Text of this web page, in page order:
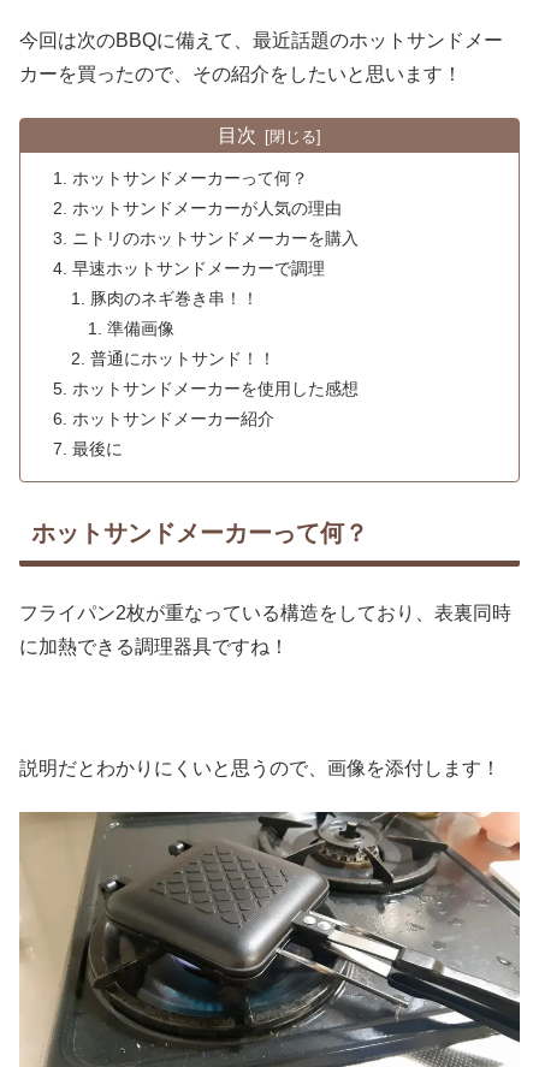
今回は次のBBQに備えて、最近話題のホットサンドメー
カーを買ったので、その紹介をしたいと思います！
目次
ホットサンドメーカーって何？
ホットサンドメーカーが人気の理由
ニトリのホットサンドメーカーを購入
早速ホットサンドメーカーで調理
豚肉のネギ巻き串！！
準備画像
普通にホットサンド！！
ホットサンドメーカーを使用した感想
ホットサンドメーカー紹介
最後に
ホットサンドメーカーって何？
フライパン2枚が重なっている構造をしており、表裏同時
に加熱できる調理器具ですね！
説明だとわかりにくいと思うので、画像を添付します！